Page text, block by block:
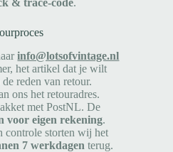
info@lotsofvintage.nl
het artikel dat je wilt
reden van retour.
ons het retouradres.
met PostNL. De
voor eigen rekening.
controle storten wij het
7 werkdagen terug.